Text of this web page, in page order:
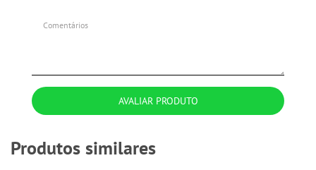
AVALIAR PRODUTO
Produtos similares